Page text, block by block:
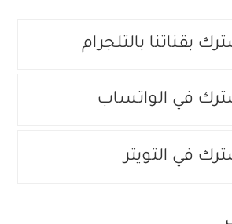
بقناتنا بالتلجرام
في الواتساب
في التويتر